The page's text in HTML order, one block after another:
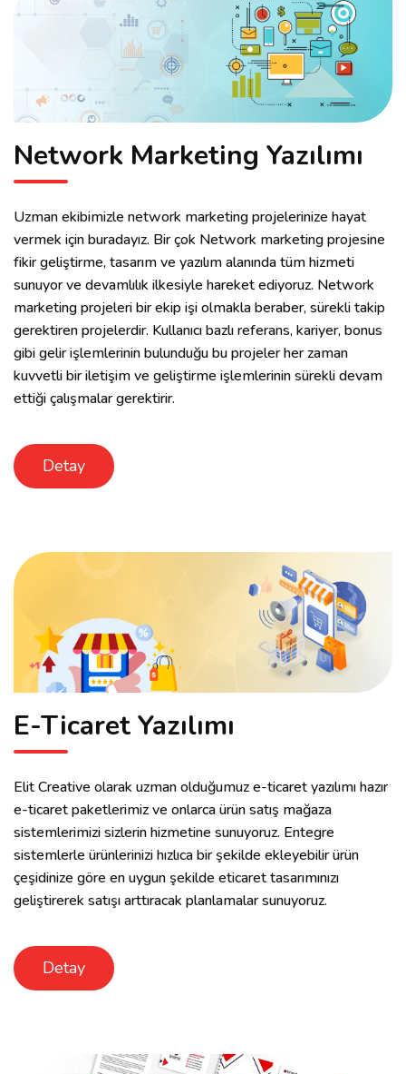
Network Marketing Yazılımı
Uzman ekibimizle network marketing projelerinize hayat
vermek için buradayız. Bir çok Network marketing projesine
fikir geliştirme, tasarım ve yazılım alanında tüm hizmeti
sunuyor ve devamlılık ilkesiyle hareket ediyoruz. Network
marketing projeleri bir ekip işi olmakla beraber, sürekli takip
gerektiren projelerdir. Kullanıcı bazlı referans, kariyer, bonus
gibi gelir işlemlerinin bulunduğu bu projeler her zaman
kuvvetli bir iletişim ve geliştirme işlemlerinin sürekli devam
ettiği çalışmalar gerektirir.
Detay
E-Ticaret Yazılımı
Elit Creative olarak uzman olduğumuz e-ticaret yazılımı hazır
e-ticaret paketlerimiz ve onlarca ürün satış mağaza
sistemlerimizi sizlerin hizmetine sunuyoruz. Entegre
sistemlerle ürünlerinizi hızlıca bir şekilde ekleyebilir ürün
çeşidinize göre en uygun şekilde eticaret tasarımınızı
geliştirerek satışı arttıracak planlamalar sunuyoruz.
Detay